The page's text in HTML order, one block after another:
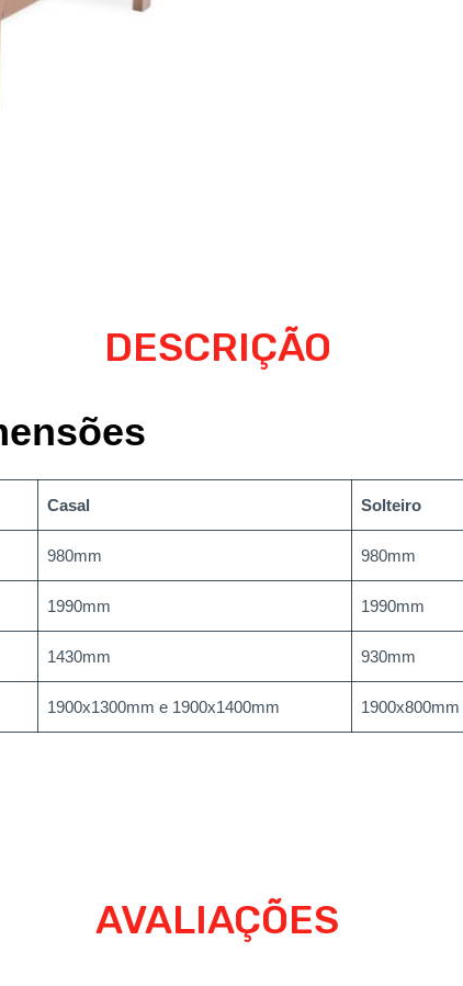
DESCRIÇÃO
Casal Solteiro
980mm 980mm
1990mm 1990mm
1430mm 930mm
1900x1300mm e 1900x1400mm
AVALIAÇÕES